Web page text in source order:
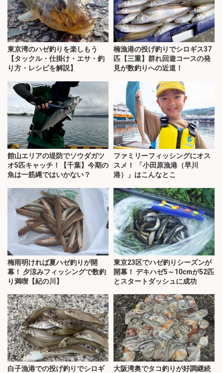
東京湾のハゼ釣りを楽しもう
【タックル・仕掛け・エサ・釣
り方・レシピを解説】
楠漁港の投げ釣りでシロギス37
匹【三重】群れ回遊コースの発
見が数釣りへの近道！
館山エリアの堤防でソウダガツ
オ5匹キャッチ！【千葉】今期の
魚は一筋縄ではいかない？
ファミリーフィッシングにオス
スメ！ 「小田原漁港（早川
港）」はこんなとこ
梅雨明ければ夏ハゼ釣りが開
幕！ 夕涼みフィッシングで数釣
り満喫【紀の川】
東京23区でハゼ釣りシーズンが
開幕！ デキハゼ5～10cmが52匹
とスタートダッシュに成功
白子漁港での投げ釣りでシロギ 大阪湾奥でタコ釣りが好調継続